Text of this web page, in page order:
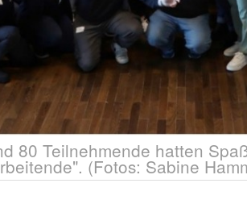
80 Teilnehmende hatten
(Fotos: Sabine